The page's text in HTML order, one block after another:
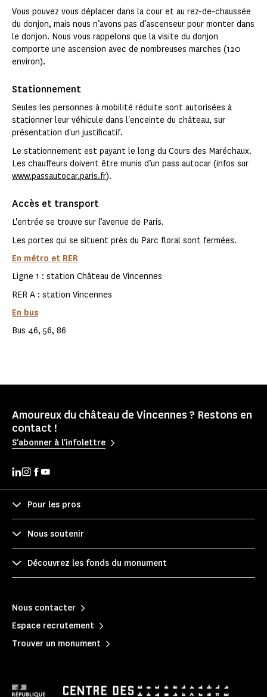
Vous pouvez vous déplacer dans la cour et au rez-de-chaussée
du donjon, mais nous n’avons pas d’ascenseur pour monter dans
le donjon. Nous vous rappelons que la visite du donjon
comporte une ascension avec de nombreuses marches (120
environ).
Stationnement
Seules les personnes à mobilité réduite sont autorisées à
stationner leur véhicule dans l'enceinte du château, sur
présentation d'un justificatif.
Le stationnement est payant le long du Cours des Maréchaux.
Les chauffeurs doivent être munis d’un pass autocar (infos sur
www.passautocar.paris.fr).
Accès et transport
L'entrée se trouve sur l’avenue de Paris.
Les portes qui se situent près du Parc floral sont fermées.
En métro et RER
Ligne 1 : station Château de Vincennes
RER A : station Vincennes
En bus
Bus 46, 56, 86
Amoureux du château de Vincennes ? Restons en
contact !
S'abonner à l'infolettre
Pour les pros
Nous soutenir
Découvrez les fonds du monument
Nous contacter
Espace recrutement
Trouver un monument